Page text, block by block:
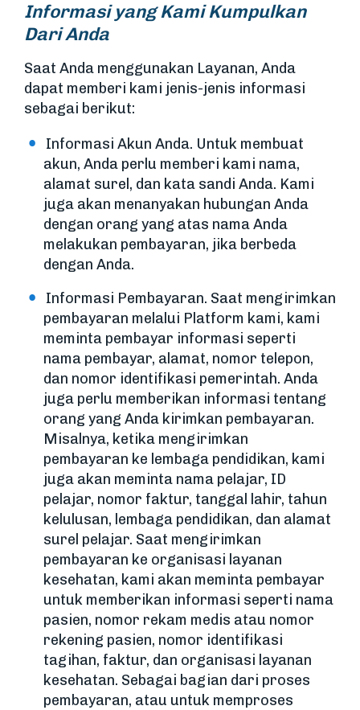
Informasi yang Kami Kumpulkan
Dari Anda
Saat Anda menggunakan Layanan, Anda
dapat memberi kami jenis-jenis informasi
sebagai berikut:
Informasi Akun Anda. Untuk membuat
akun, Anda perlu memberi kami nama,
alamat surel, dan kata sandi Anda. Kami
juga akan menanyakan hubungan Anda
dengan orang yang atas nama Anda
melakukan pembayaran, jika berbeda
dengan Anda.
Informasi Pembayaran. Saat mengirimkan
pembayaran melalui Platform kami, kami
meminta pembayar informasi seperti
nama pembayar, alamat, nomor telepon,
dan nomor identifikasi pemerintah. Anda
juga perlu memberikan informasi tentang
orang yang Anda kirimkan pembayaran.
Misalnya, ketika mengirimkan
pembayaran ke lembaga pendidikan, kami
juga akan meminta nama pelajar, ID
pelajar, nomor faktur, tanggal lahir, tahun
kelulusan, lembaga pendidikan, dan alamat
surel pelajar. Saat mengirimkan
pembayaran ke organisasi layanan
kesehatan, kami akan meminta pembayar
untuk memberikan informasi seperti nama
pasien, nomor rekam medis atau nomor
rekening pasien, nomor identifikasi
tagihan, faktur, dan organisasi layanan
kesehatan. Sebagai bagian dari proses
pembayaran, atau untuk memproses